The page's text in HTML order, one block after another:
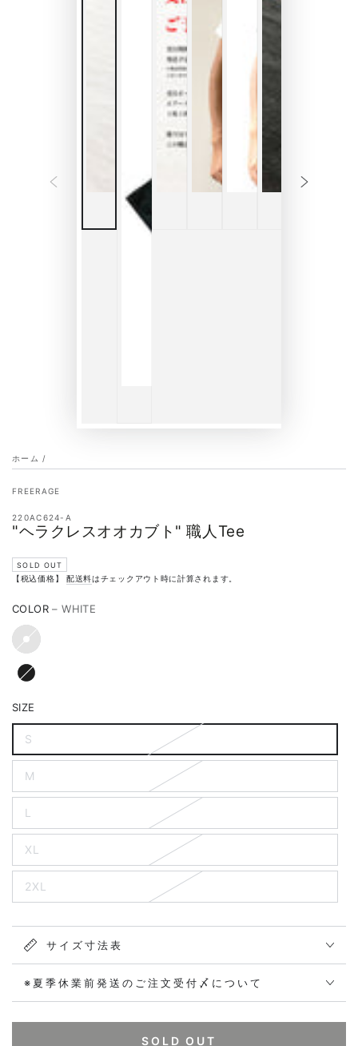
ホーム /
FREERAGE
220AC624-A
"ヘラクレスオオカブト" 職人Tee
SOLD OUT
【税込価格】 配送料はチェックアウト時に計算されます。
COLOR– WHITE
SIZE
S
M
L
XL
2XL
サイズ寸法表
※夏季休業前発送のご注文受付〆について
SOLD OUT